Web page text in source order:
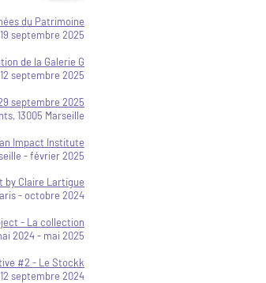
du Patrimoine
septembre 2025
de la Galerie G
septembre 2025
septembre 2025
13005 Marseille​
Impact Institute
- février 2025
by Claire Lartigue
- octobre 2024
- La collection
2024 - mai 2025
#2 - Le Stockk
septembre 2024